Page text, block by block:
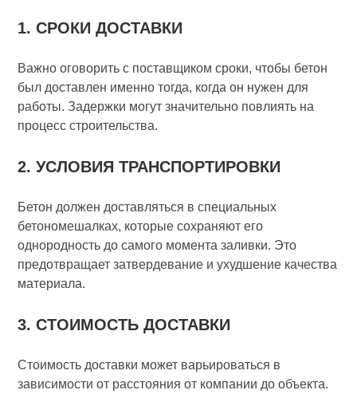
1. СРОКИ ДОСТАВКИ
Важно оговорить с поставщиком сроки, чтобы бетон
был доставлен именно тогда, когда он нужен для
работы. Задержки могут значительно повлиять на
процесс строительства.
2. УСЛОВИЯ ТРАНСПОРТИРОВКИ
Бетон должен доставляться в специальных
бетономешалках, которые сохраняют его
однородность до самого момента заливки. Это
предотвращает затвердевание и ухудшение качества
материала.
3. СТОИМОСТЬ ДОСТАВКИ
Стоимость доставки может варьироваться в
зависимости от расстояния от компании до объекта.